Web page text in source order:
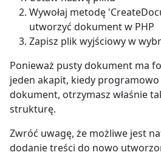
Wywołaj metodę
utworzyć dokument w PHP
Zapisz plik wyjściowy w
Ponieważ pusty dokument ma
jeden akapit, kiedy
dokument, otrzymasz właśnie
strukturę.
Zwróć uwagę, że możliwe jest
dodanie treści do nowo